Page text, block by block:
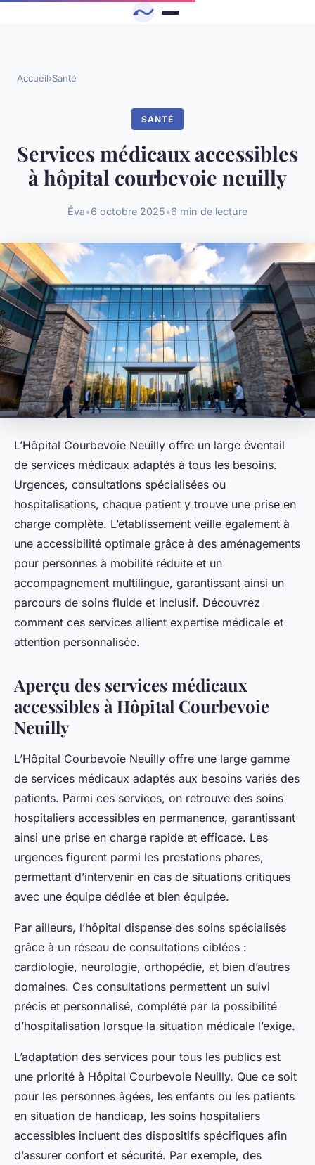
Accueil›Santé
SANTÉ
Services médicaux accessibles
à hôpital courbevoie neuilly
Éva•6 octobre 2025•6 min de lecture
L’Hôpital Courbevoie Neuilly offre un large éventail
de services médicaux adaptés à tous les besoins.
Urgences, consultations spécialisées ou
hospitalisations, chaque patient y trouve une prise en
charge complète. L’établissement veille également à
une accessibilité optimale grâce à des aménagements
pour personnes à mobilité réduite et un
accompagnement multilingue, garantissant ainsi un
parcours de soins fluide et inclusif. Découvrez
comment ces services allient expertise médicale et
attention personnalisée.
Aperçu des services médicaux
accessibles à Hôpital Courbevoie
Neuilly
L’Hôpital Courbevoie Neuilly offre une large gamme
de services médicaux adaptés aux besoins variés des
patients. Parmi ces services, on retrouve des soins
hospitaliers accessibles en permanence, garantissant
ainsi une prise en charge rapide et efficace. Les
urgences figurent parmi les prestations phares,
permettant d’intervenir en cas de situations critiques
avec une équipe dédiée et bien équipée.
Par ailleurs, l’hôpital dispense des soins spécialisés
grâce à un réseau de consultations ciblées :
cardiologie, neurologie, orthopédie, et bien d’autres
domaines. Ces consultations permettent un suivi
précis et personnalisé, complété par la possibilité
d’hospitalisation lorsque la situation médicale l’exige.
L’adaptation des services pour tous les publics est
une priorité à Hôpital Courbevoie Neuilly. Que ce soit
pour les personnes âgées, les enfants ou les patients
en situation de handicap, les soins hospitaliers
accessibles incluent des dispositifs spécifiques afin
d’assurer confort et sécurité. Par exemple, des